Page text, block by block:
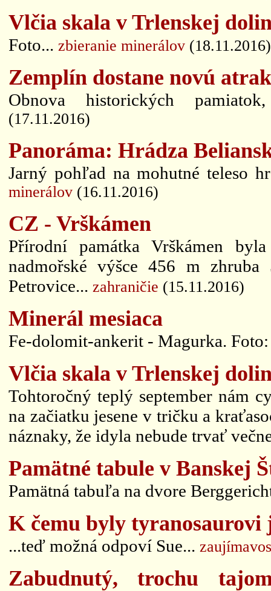
Vlčia skala v Trlenskej
Foto... zbieranie minerálov (18.11.2016)
Zemplín dostane novú
Obnova historických
(17.11.2016)
Panoráma: Hrádza
Jarný pohľad na mohutné teleso
minerálov (16.11.2016)
CZ - Vrškámen
Přírodní památka Vrškámen
nadmořské výšce 456 m
Petrovice... zahraničie (15.11.2016)
Minerál mesiaca
Fe-dolomit-ankerit - Magurka.
Vlčia skala v Trlenskej
Tohtoročný teplý september nám
na začiatku jesene v tričku a
náznaky, že idyla nebude trvať
Pamätné tabule v Banskej
Pamätná tabuľa na dvore
K čemu byly tyranosaurovi
...teď možná odpoví Sue...
Zabudnutý, trochu